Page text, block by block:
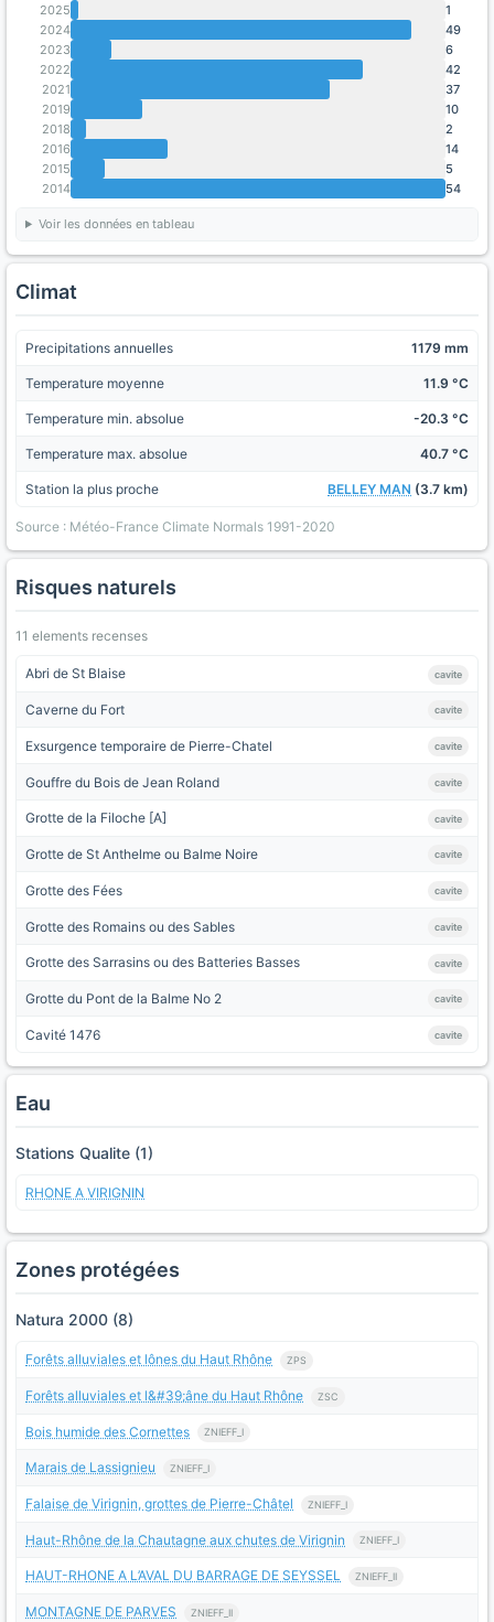
2025
1
2024
49
2023
6
2022
42
2021
37
2019
10
2018
2
2016
14
2015
5
2014
54
Voir les données en tableau
Climat
Precipitations annuelles 1179 mm
Temperature moyenne 11.9 °C
Temperature min. absolue -20.3 °C
Temperature max. absolue 40.7 °C
Station la plus proche BELLEY MAN (3.7 km)
Source : Météo-France Climate Normals 1991-2020
Risques naturels
11 elements recenses
Abri de St Blaise cavite
Caverne du Fort cavite
Exsurgence temporaire de Pierre-Chatel cavite
Gouffre du Bois de Jean Roland cavite
Grotte de la Filoche [A] cavite
Grotte de St Anthelme ou Balme Noire cavite
Grotte des Fées cavite
Grotte des Romains ou des Sables cavite
Grotte des Sarrasins ou des Batteries Basses cavite
Grotte du Pont de la Balme No 2 cavite
Cavité 1476 cavite
Eau
Stations Qualite (1)
RHONE A VIRIGNIN
Zones protégées
Natura 2000 (8)
Forêts alluviales et lônes du Haut Rhône ZPS
Forêts alluviales et l&#39;âne du Haut Rhône ZSC
Bois humide des Cornettes ZNIEFF_I
Marais de Lassignieu ZNIEFF_I
Falaise de Virignin, grottes de Pierre-Châtel ZNIEFF_I
Haut-Rhône de la Chautagne aux chutes de Virignin ZNIEFF_I
HAUT-RHONE A L’AVAL DU BARRAGE DE SEYSSEL ZNIEFF_II
MONTAGNE DE PARVES ZNIEFF_II